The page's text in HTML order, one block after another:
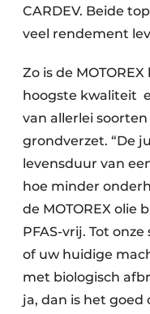
CARDEV. Beide
veel rendement
Zo is de
hoogste kwaliteit
van allerlei
grondverzet. “De
levensduur van
hoe minder
de MOTOREX olie
PFAS-vrij. Tot
of uw huidige
met biologisch
ja, dan is het